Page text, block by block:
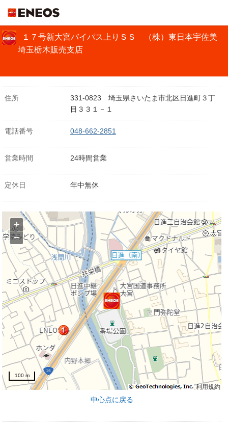
１７号新大宮バイパス上りＳＳ （株）東日本宇佐美
埼玉栃木販売支店
住所
331-0823 埼玉県さいたま市北区日進町３丁
目３３１－１
電話番号 048-662-2851
営業時間 24時間営業
定休日 年中無休
利用規約
+
−
100 m
中心点に戻る